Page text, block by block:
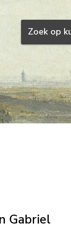
Zoek op
Gabriel